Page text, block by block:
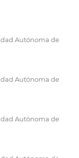
Autónoma de
Autónoma de
Autónoma de